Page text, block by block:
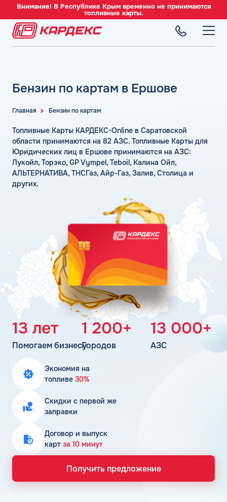
Внимание! В Республике Крым временно не принимаются
топливные карты.
Преимущества
Сравнение
Автомойки
Аdblue
Шиномонтаж
Вопросы и Ответы
СЕТЬ АЗС
АЗС Газпромнефть
АЗС Татнефть
АЗС Тебойл
ТОПЛИВО
Бензин
Дизельное топливо
Топливный газ
Топливные бренды
Калькулятор расхода топлива
Цена бензина и ДТ
СЕРВИСЫ
Все сервисы
Электронный Документооборот (ЭДО)
Аналитика и Рекомендации
Уведомления об окончании баланса
КОМПАНИЯ
О компании
Контакты
Личный кабинет
Карта АЗС
Получить консультацию
Главная Бензин по картам
Бензин по картам в Ершове
Топливные Карты КАРДЕКС-Online в Саратовской
области принимаются на 82 АЗС. Топливные Карты для
Юридических лиц в Ершове принимаются на АЗС:
Лукойл, Торэко, GP Vympel, Teboil, Калина Ойл,
АЛЬТЕРНАТИВА, ТНСГаз, Айр-Газ, Залив, Столица и
других.
13 лет
Помогаем бизнесу
1 200+
Городов
13 000+
АЗС
Экономия на
топливе 30%
Скидки с первой же
заправки
Договор и выпуск
карт за 10 минут
Получить предложение